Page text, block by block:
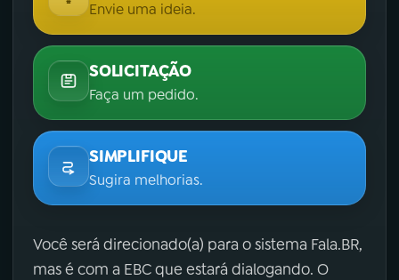
Envie uma ideia.
SOLICITAÇÃO
Faça um pedido.
SIMPLIFIQUE
Sugira melhorias.
Você será direcionado(a) para o sistema Fala.BR,
mas é com a EBC que estará dialogando. O